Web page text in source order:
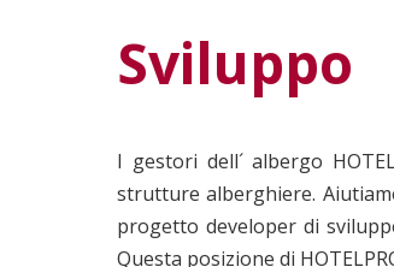
Sviluppo
I gestori dell´ albergo
strutture alberghiere.
progetto developer di
Questa posizione di